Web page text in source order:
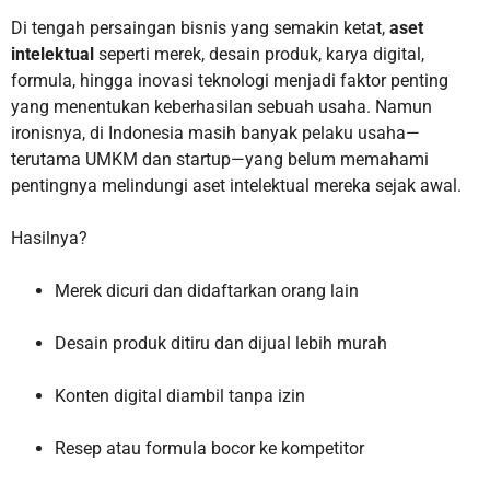
Di tengah persaingan bisnis yang semakin ketat, aset
intelektual seperti merek, desain produk, karya digital,
formula, hingga inovasi teknologi menjadi faktor penting
yang menentukan keberhasilan sebuah usaha. Namun
ironisnya, di Indonesia masih banyak pelaku usaha—
terutama UMKM dan startup—yang belum memahami
pentingnya melindungi aset intelektual mereka sejak awal.
Hasilnya?
Merek dicuri dan didaftarkan orang lain
Desain produk ditiru dan dijual lebih murah
Konten digital diambil tanpa izin
Resep atau formula bocor ke kompetitor